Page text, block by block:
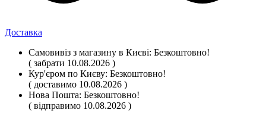
Доставка
Самовивіз з магазину в Києві: Безкоштовно!
( забрати 10.08.2026 )
Кур'єром по Києву: Безкоштовно!
( доставимо 10.08.2026 )
Нова Пошта: Безкоштовно!
( відправимо 10.08.2026 )